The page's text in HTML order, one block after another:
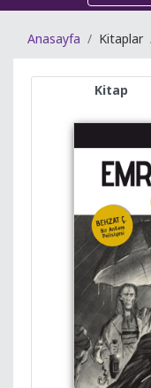
Anasayfa Kitaplar
Kitap